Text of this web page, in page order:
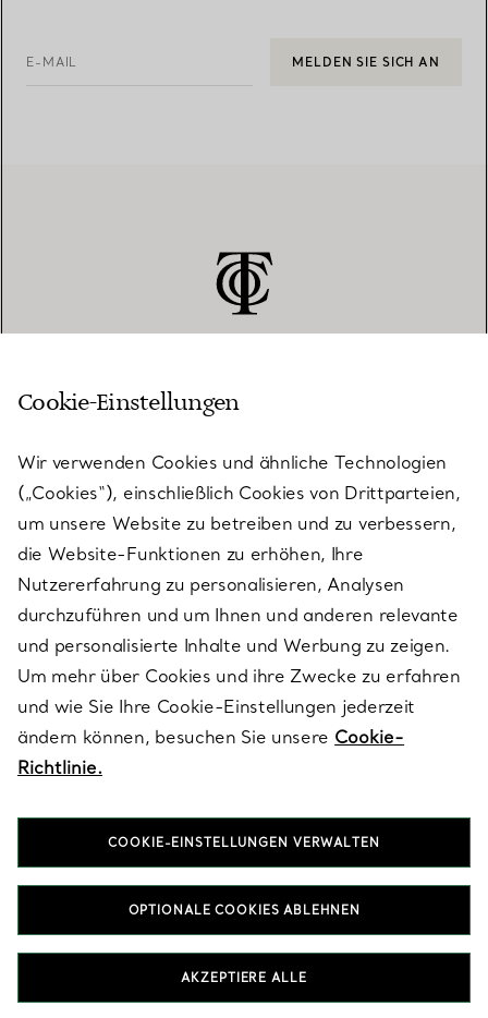
E-MAIL MELDEN SIE SICH AN
KUNDENSERVICE
SERVICES
ÜBER TIFFANY & CO.
RECHTLICHE HINWEISE
FOLGEN SIE UNS
T&Co. 2026
Cookie-Einstellungen
Wir verwenden Cookies und ähnliche Technologien
(„Cookies“), einschließlich Cookies von Drittparteien,
um unsere Website zu betreiben und zu verbessern,
die Website-Funktionen zu erhöhen, Ihre
Nutzererfahrung zu personalisieren, Analysen
durchzuführen und um Ihnen und anderen relevante
und personalisierte Inhalte und Werbung zu zeigen.
Um mehr über Cookies und ihre Zwecke zu erfahren
und wie Sie Ihre Cookie-Einstellungen jederzeit
ändern können, besuchen Sie unsere Cookie-
Richtlinie.
COOKIE-EINSTELLUNGEN VERWALTEN
OPTIONALE COOKIES ABLEHNEN
AKZEPTIERE ALLE